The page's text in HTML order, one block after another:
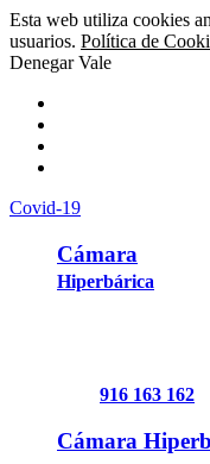
Esta web utiliza cookies
usuarios. Política de
DenegarVale
Covid-19
Cámara
Hiperbárica
916 163 162
Cámara